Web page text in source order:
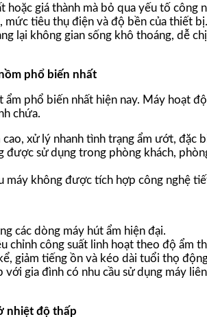
giá thành mà bỏ qua yếu tố công
tiêu thụ điện và độ bền của thiết
lại không gian sống khô thoáng, dễ
phổ biến nhất
phổ biến nhất hiện nay. Máy hoạt
chứa.
xử lý nhanh tình trạng ẩm ướt, đặc
sử dụng trong phòng khách,
máy không được tích hợp công nghệ
các dòng máy hút ẩm hiện đại.
chỉnh công suất linh hoạt theo độ ẩm
giảm tiếng ồn và kéo dài tuổi thọ
gia đình có nhu cầu sử dụng máy
nhiệt độ thấp